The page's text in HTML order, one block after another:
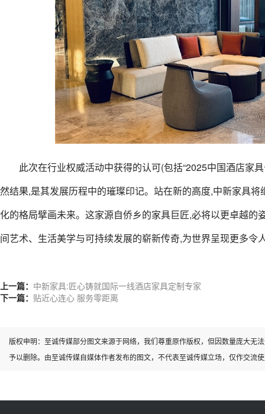
此次在行业权威活动中获得的认可(包括“2025中国酒店家
然结果,是其发展历程中的璀璨印记。站在新的高度,中新家具
化的格局擘画未来。这家源自侨乡的家具巨匠,必将以更卓越
间艺术、生活美学与可持续发展的崭新传奇,为世界呈现更多令
上一篇： 中新家具:匠心铸就国际一线酒店家具定制专家
下一篇： 贴近心连心 服务零距离
版权申明：至诚传媒部分图文来源于网络，我们尊重原作版权，但因数量庞大无
予以删除。由至诚传媒自媒体作者发布的图文，不代表至诚传媒立场，仅作交流